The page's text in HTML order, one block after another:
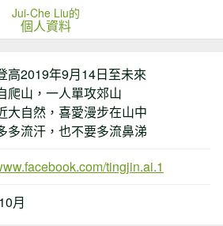
Jui-Che Liu的
個人資料
高2019年9月14日至未來
爬山，一人單攻郊山
大自然，喜愛漫步在山中
多流汗，也不要多流鼻涕
tingjin.ai.1
月